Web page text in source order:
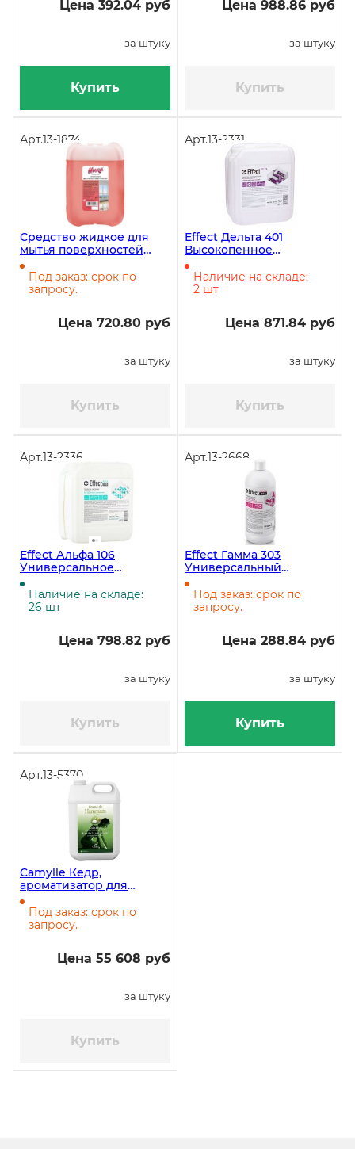
Цена 392.04 руб
за штуку
Купить
Цена 988.86 руб
за штуку
Купить
Арт.13-1874
Средство жидкое для
мытья поверхностей
Ника Универсал, 5 кг
Под заказ: срок по
запросу.
Цена 720.80 руб
за штуку
Купить
Арт.13-2331
Effect Дельта 401
Высокопенное
концентрированное
средство для мытья
поверхностей, 5 литров
Наличие на складе:
2 шт
Цена 871.84 руб
за штуку
Купить
Арт.13-2336
Effect Альфа 106
Универсальное
чистящее средство, 5
литров
Наличие на складе:
26 шт
Цена 798.82 руб
за штуку
Купить
Арт.13-2668
Effect Гамма 303
Универсальный
чистящий крем, 1 литр
Под заказ: срок по
запросу.
Цена 288.84 руб
за штуку
Купить
Арт.13-5370
Camylle Кедр,
ароматизатор для
хамама, 5 литров
Под заказ: срок по
запросу.
Цена 55 608 руб
за штуку
Купить